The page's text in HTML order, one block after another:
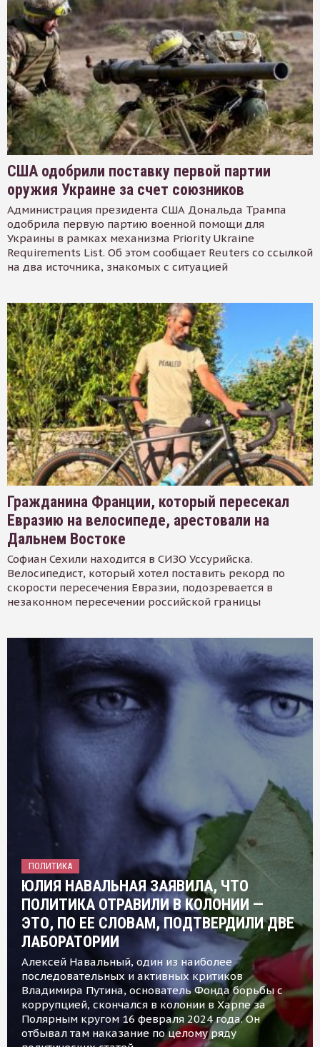
США одобрили поставку первой партии
оружия Украине за счет союзников
Администрация президента США Дональда Трампа
одобрила первую партию военной помощи для
Украины в рамках механизма Priority Ukraine
Requirements List. Об этом сообщает Reuters со ссылкой
на два источника, знакомых с ситуацией
Гражданина Франции, который пересекал
Евразию на велосипеде, арестовали на
Дальнем Востоке
Софиан Сехили находится в СИЗО Уссурийска.
Велосипедист, который хотел поставить рекорд по
скорости пересечения Евразии, подозревается в
незаконном пересечении российской границы
ПОЛИТИКА
ЮЛИЯ НАВАЛЬНАЯ ЗАЯВИЛА, ЧТО
ПОЛИТИКА ОТРАВИЛИ В КОЛОНИИ —
ЭТО, ПО ЕЕ СЛОВАМ, ПОДТВЕРДИЛИ ДВЕ
ЛАБОРАТОРИИ
Алексей Навальный, один из наиболее
последовательных и активных критиков
Владимира Путина, основатель Фонда борьбы с
коррупцией, скончался в колонии в Харпе за
Полярным кругом 16 февраля 2024 года. Он
отбывал там наказание по целому ряду